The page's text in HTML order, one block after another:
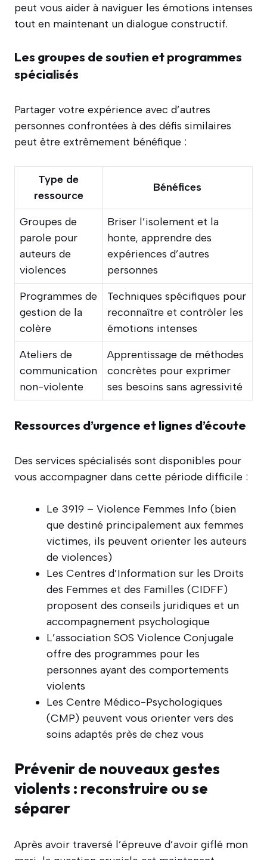
peut vous aider à naviguer les émotions intenses
tout en maintenant un dialogue constructif.
Les groupes de soutien et programmes
spécialisés
Partager votre expérience avec d’autres
personnes confrontées à des défis similaires
peut être extrêmement bénéfique :
Type de
ressource
Bénéfices
Groupes de
parole pour
auteurs de
violences
Briser l’isolement et la
honte, apprendre des
expériences d’autres
personnes
Programmes de
gestion de la
colère
Techniques spécifiques pour
reconnaître et contrôler les
émotions intenses
Ateliers de
communication
non-violente
Apprentissage de méthodes
concrètes pour exprimer
ses besoins sans agressivité
Ressources d’urgence et lignes d’écoute
Des services spécialisés sont disponibles pour
vous accompagner dans cette période difficile :
Le 3919 – Violence Femmes Info (bien
que destiné principalement aux femmes
victimes, ils peuvent orienter les auteurs
de violences)
Les Centres d’Information sur les Droits
des Femmes et des Familles (CIDFF)
proposent des conseils juridiques et un
accompagnement psychologique
L’association SOS Violence Conjugale
offre des programmes pour les
personnes ayant des comportements
violents
Les Centre Médico-Psychologiques
(CMP) peuvent vous orienter vers des
soins adaptés près de chez vous
Prévenir de nouveaux gestes
violents : reconstruire ou se
séparer
Après avoir traversé l’épreuve d’avoir giflé mon